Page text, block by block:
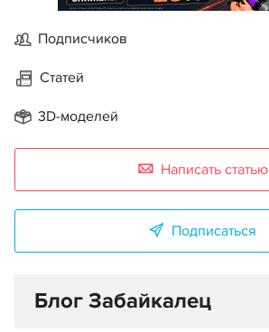
Подписчиков
Статей
3D-моделей
Написать статью
Подписаться
Блог Забайкалец